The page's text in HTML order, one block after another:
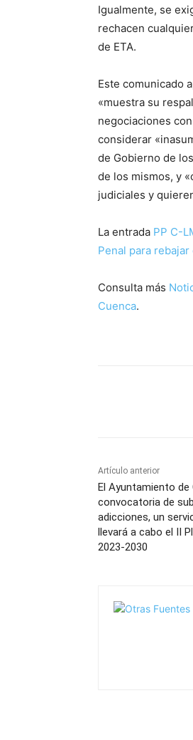
Igualmente, se
rechacen
de ETA.
Este comunicado
«muestra su
negociaciones
considerar
de Gobierno de
de los mismos, y
judiciales y
La entrada PP C-
Penal para
Consulta más
Cuenca.
Artículo anterior
El Ayuntamiento de
convocatoria de
adicciones, un
llevará a cabo el II
2023-2030